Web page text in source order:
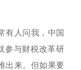
有人问我，中国
参与财税改革研
出来。但如果要